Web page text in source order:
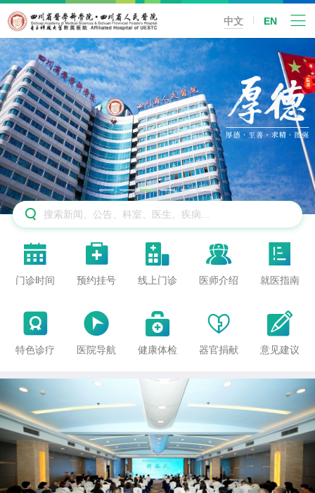
中文 EN


门诊时间

预约挂号

线上门诊

医师介绍

就医指南

特色诊疗

医院导航

健康体检

器官捐献

意见建议